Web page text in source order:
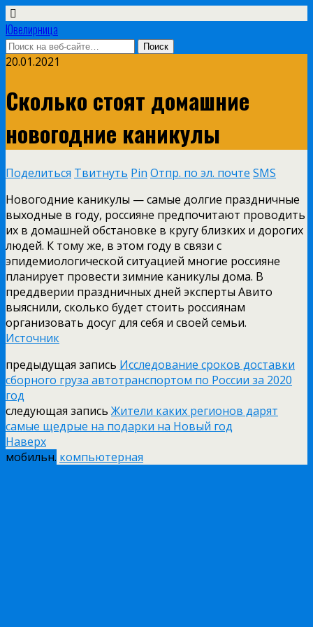
Ювелирница
20.01.2021
Сколько стоят домашние
новогодние каникулы
Поделиться Твитнуть Pin Отпр. по эл. почте SMS
Новогодние каникулы — самые долгие праздничные
выходные в году, россияне предпочитают проводить
их в домашней обстановке в кругу близких и дорогих
людей. К тому же, в этом году в связи с
эпидемиологической ситуацией многие россияне
планирует провести зимние каникулы дома. В
преддверии праздничных дней эксперты Авито
выяснили, сколько будет стоить россиянам
организовать досуг для себя и своей семьи.
Источник
предыдущая запись Исследование сроков доставки
сборного груза автотранспортом по России за 2020
год
следующая запись Жители каких регионов дарят
самые щедрые на подарки на Новый год
Наверх
мобильн. компьютерная